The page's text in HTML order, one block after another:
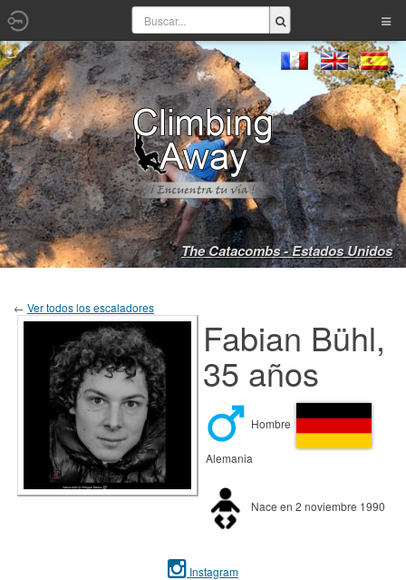
The Catacombs - Estados Unidos
← Ver todos los escaladores
Fabian Bühl,
35 años
Hombre
Alemania
Nace en 2 noviembre 1990
Instagram